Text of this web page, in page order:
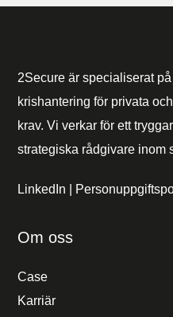
2Secure är specialiserat
krishantering för privata
krav. Vi verkar för ett
strategiska rådgivare inom
LinkedIn
Om oss
Case
Karriär